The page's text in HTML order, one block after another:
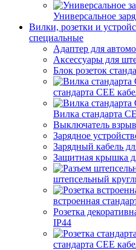
Универсальное
Вилки, розетки и
специальные
Адаптер для
Аксессуары для
Блок розеток
стандарта CEE
Вилка стандарта
Выключатель
Зарядное
Зарядный кабель
Защитная крышка
штепсельный
встроенная
Розетка
IP44
стандарта СЕЕ